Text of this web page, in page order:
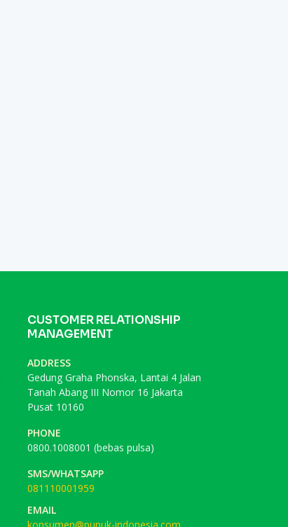
CUSTOMER RELATIONSHIP
MANAGEMENT
ADDRESS
Gedung Graha Phonska, Lantai 4 Jalan
Tanah Abang III Nomor 16 Jakarta
Pusat 10160
PHONE
0800.1008001 (bebas pulsa)
SMS/WHATSAPP
081110001959
EMAIL